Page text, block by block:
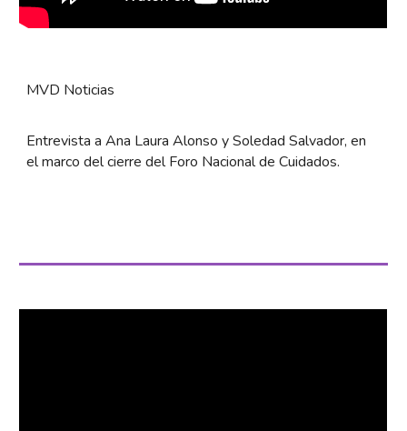
MVD Noticias
Entrevista a Ana Laura Alonso y Soledad Salvador, en
el marco del cierre del Foro Nacional de Cuidados.